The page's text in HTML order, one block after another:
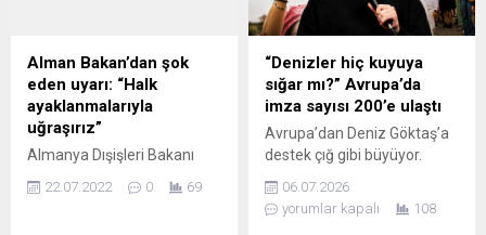
maliyetleri, üçüncü çeyrekte
geçen yılın aynı dönemine
kıyasla...
partiye onca emek, hizmet
veren binlerce üye ile
Avrupa’daki örgütlenmeleri,
parçalanmanın, dağılmanın
eşiğinde sanki…...
Alman Bakan’dan şok
eden uyarı: “Halk
ayaklanmalarıyla
uğraşırız”
Almanya Dışişleri Bakanı
Rusya’dan gaz sevkiyatının
22.07.2022 0 69
“Denizler hiç kuyuya
sığar mı?” Avrupa’da
imza sayısı 200’e ulaştı
Avrupa’dan Deniz Göktaş’a
destek çığ gibi büyüyor.
Avrupa’da başlatılan
dayanışma hareketi saatler
06.07.2026
yorumlar kapalı
108